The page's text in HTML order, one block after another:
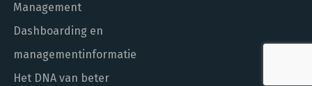
Management
Dashboarding en
managementinformatie
Het DNA van beter